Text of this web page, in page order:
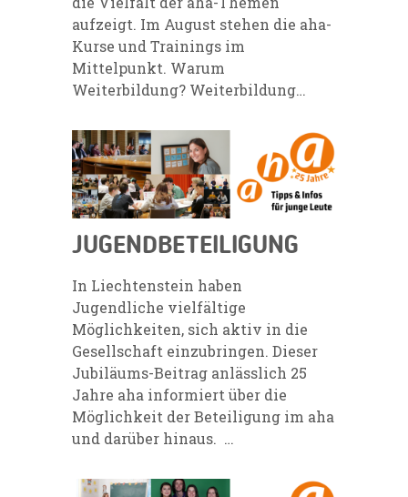
aufzeigt. Im August stehen die aha-
Kurse und Trainings im
Mittelpunkt. Warum
Weiterbildung? Weiterbildung…
JUGENDBETEILIGUNG
In Liechtenstein haben
Jugendliche vielfältige
Möglichkeiten, sich aktiv in die
Gesellschaft einzubringen. Dieser
Jubiläums-Beitrag anlässlich 25
Jahre aha informiert über die
Möglichkeit der Beteiligung im aha
und darüber hinaus. …